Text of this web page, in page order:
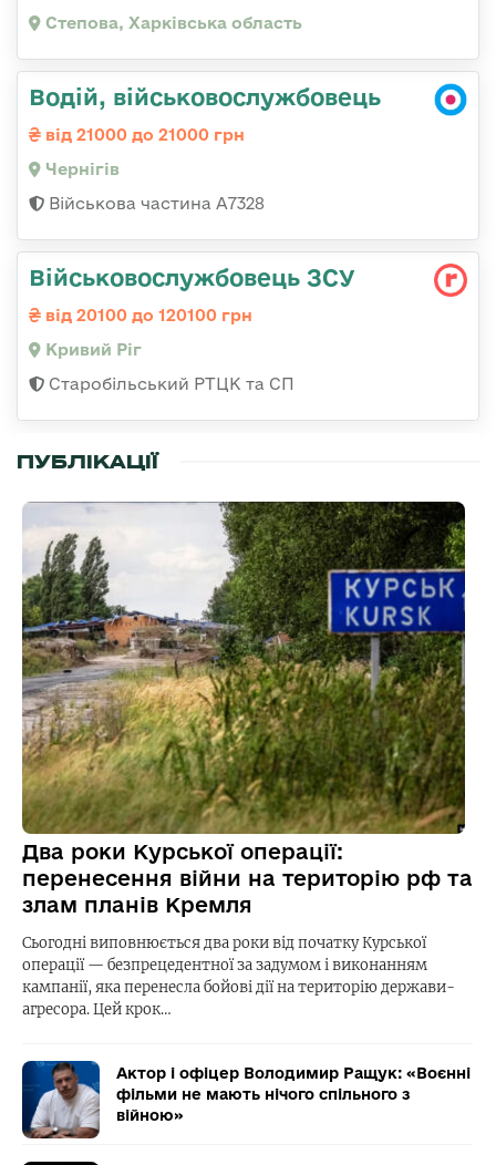
Степова, Харківська область
Водій, військовослужбовець
від 21000 до 21000 грн
Чернігів
Військова частина А7328
Військовослужбовець ЗСУ
від 20100 до 120100 грн
Кривий Ріг
Старобільський РТЦК та СП
ПУБЛІКАЦІЇ
Два роки Курської операції:
перенесення війни на територію рф та
злам планів Кремля
Сьогодні виповнюється два роки від початку Курської
операції — безпрецедентної за задумом і виконанням
кампанії, яка перенесла бойові дії на територію держави-
агресора. Цей крок…
Актор і офіцер Володимир Ращук: «Воєнні
фільми не мають нічого спільного з
війною»